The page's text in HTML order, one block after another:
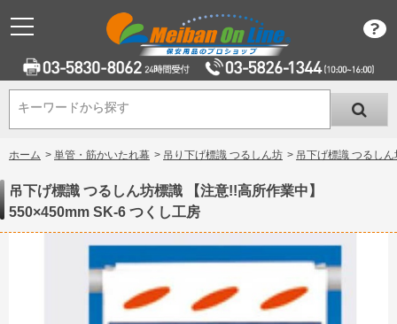
キーワードから探す
キーワードから探す
ホーム > 単管・筋かいたれ幕 > 吊り下げ標識 つるしん坊 > 吊下げ標識 つるし
吊下げ標識 つるしん坊標識 【注意!!高所作業中】
550×450mm SK-6 つくし工房